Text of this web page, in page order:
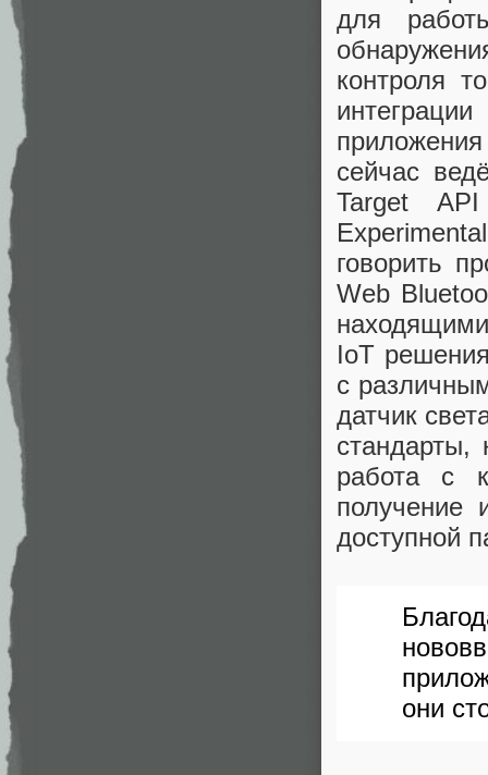
для
контроля
приложения
сейчас
Target
говорить
Web
IoT
с
датчик
стандарты,
работа с
получение
доступной
они